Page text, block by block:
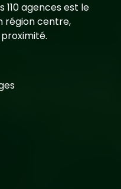
110 agences est le
région centre,